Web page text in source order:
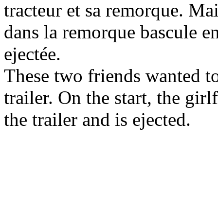
tracteur et sa remorque.
dans la remorque bascule
ejectée.
These two friends wanted
trailer. On the start, the
the trailer and is ejected.